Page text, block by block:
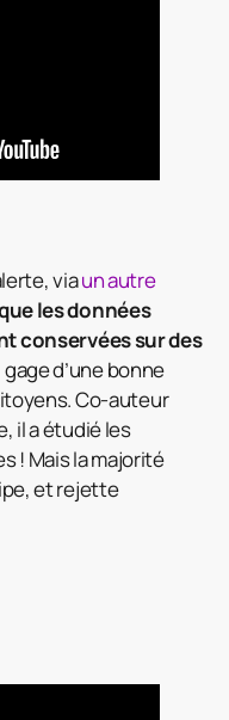
viaun autre
les données
conservées sur des
gage d’une bonne
Co-auteur
il a étudié les
! Mais la majorité
et rejette